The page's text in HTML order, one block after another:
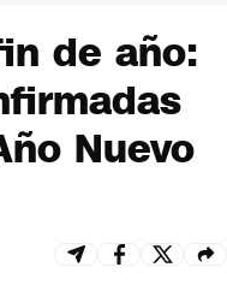
de año:
Nuevo